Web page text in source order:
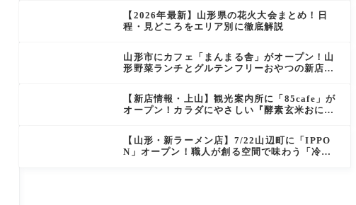
【2026年最新】山形県の花火大会まとめ！日
程・見どころをエリア別に徹底解説
山形市にカフェ「まんまる舎」がオープン！山
形野菜ランチとグルテンフリーおやつの新店情
【新店情報・上山】観光案内所に「85cafe」が
オープン！カラダにやさしい『酵素玄米おにぎ
【山形・新ラーメン店】7/22山辺町に「IPPO
N」オープン！職人が創る空間で味わう「冷た